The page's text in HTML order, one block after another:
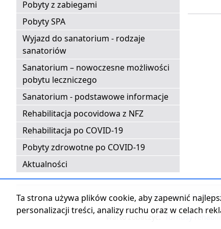
Pobyty z zabiegami
Pobyty SPA
Wyjazd do sanatorium - rodzaje
sanatoriów
Sanatorium – nowoczesne możliwości
pobytu leczniczego
Sanatorium - podstawowe informacje
Rehabilitacja pocovidowa z NFZ
Rehabilitacja po COVID-19
Pobyty zdrowotne po COVID-19
Aktualności
Strona główna |
Warto zobaczyć: Turnusy
Ta strona używa plików cookie, aby zapewnić
personalizacji treści, analizy ruchu oraz w celach